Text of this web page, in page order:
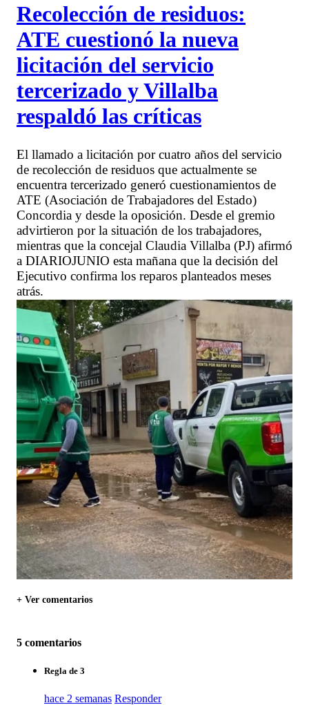
Recolección de residuos:
ATE cuestionó la nueva
licitación del servicio
tercerizado y Villalba
respaldó las críticas
El llamado a licitación por cuatro años del servicio
de recolección de residuos que actualmente se
encuentra tercerizado generó cuestionamientos de
ATE (Asociación de Trabajadores del Estado)
Concordia y desde la oposición. Desde el gremio
advirtieron por la situación de los trabajadores,
mientras que la concejal Claudia Villalba (PJ) afirmó
a DIARIOJUNIO esta mañana que la decisión del
Ejecutivo confirma los reparos planteados meses
atrás.
+ Ver comentarios
5 comentarios
Regla de 3
hace 2 semanas Responder